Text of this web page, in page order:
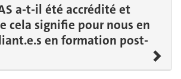
a-t-il été accrédité et
cela signifie pour nous en
en formation post-